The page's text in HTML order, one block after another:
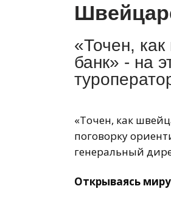
«Точен,
банк» - на
«Точен, как
поговорку
генеральный
Открываясь миру